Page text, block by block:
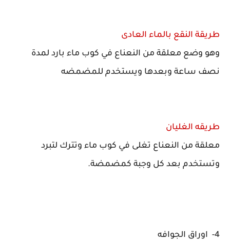
طريقة النقع بالماء العادى
وهو وضع معلقة من النعناع في كوب ماء بارد لمدة
نصف ساعة وبعدها ويستخدم للمضمضه
طريقه الغليان
معلقة من النعناع تغلى في كوب ماء وتترك لتبرد
وتستخدم بعد كل وجبة كمضمضة.
4- اوراق الجوافه